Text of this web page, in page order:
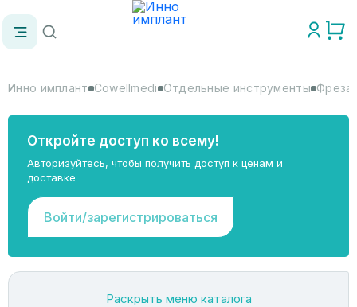
Инно имплант Cowellmedi Отдельные инструменты Фреза
Откройте доступ ко всему!
Авторизуйтесь, чтобы получить доступ к ценам и
доставке
Войти/зарегистрироваться
Раскрыть меню каталога